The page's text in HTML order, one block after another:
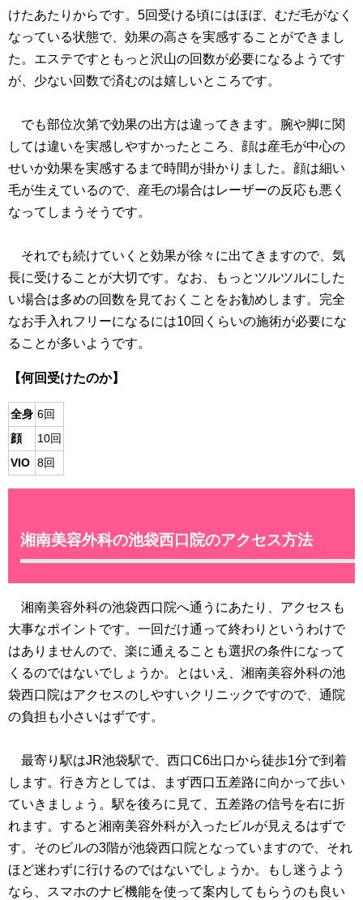
けたあたりからです。5回受ける頃にはほぼ、むだ毛がなく
なっている状態で、効果の高さを実感することができまし
た。エステですともっと沢山の回数が必要になるようです
が、少ない回数で済むのは嬉しいところです。
でも部位次第で効果の出方は違ってきます。腕や脚に関
しては違いを実感しやすかったところ、顔は産毛が中心の
せいか効果を実感するまで時間が掛かりました。顔は細い
毛が生えているので、産毛の場合はレーザーの反応も悪く
なってしまうそうです。
それでも続けていくと効果が徐々に出てきますので、気
長に受けることが大切です。なお、もっとツルツルにした
い場合は多めの回数を見ておくことをお勧めします。完全
なお手入れフリーになるには10回くらいの施術が必要にな
ることが多いようです。
【何回受けたのか】
全身 6回
顔
10回
VIO 8回
湘南美容外科の池袋西口院のアクセス方法
湘南美容外科の池袋西口院へ通うにあたり、アクセスも
大事なポイントです。一回だけ通って終わりというわけで
はありませんので、楽に通えることも選択の条件になって
くるのではないでしょうか。とはいえ、湘南美容外科の池
袋西口院はアクセスのしやすいクリニックですので、通院
の負担も小さいはずです。
最寄り駅はJR池袋駅で、西口C6出口から徒歩1分で到着
します。行き方としては、まず西口五差路に向かって歩い
ていきましょう。駅を後ろに見て、五差路の信号を右に折
れます。すると湘南美容外科が入ったビルが見えるはずで
す。そのビルの3階が池袋西口院となっていますので、それ
ほど迷わずに行けるのではないでしょうか。もし迷うよう
なら、スマホのナビ機能を使って案内してもらうのも良い